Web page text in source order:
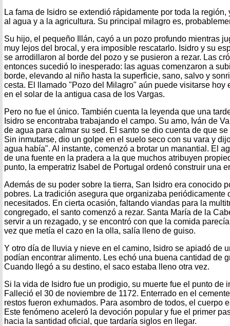
La fama de Isidro se extendió rápidamente por toda la
al agua y a la agricultura. Su principal milagro es,
Su hijo, el pequeño Illán, cayó a un pozo profundo mientras
muy lejos del brocal, y era imposible rescatarlo. Isidro y su
se arrodillaron al borde del pozo y se pusieron a rezar. Las
entonces sucedió lo inesperado: las aguas comenzaron a
borde, elevando al niño hasta la superficie, sano, salvo y
cesta. El llamado "Pozo del Milagro" aún puede visitarse hoy
en el solar de la antigua casa de los Vargas.
Pero no fue el único. También cuenta la leyenda que una
Isidro se encontraba trabajando el campo. Su amo, Iván de
de agua para calmar su sed. El santo se dio cuenta de que
Sin inmutarse, dio un golpe en el suelo seco con su vara y
agua había". Al instante, comenzó a brotar un manantial. El
de una fuente en la pradera a la que muchos atribuyen
punto, la emperatriz Isabel de Portugal ordenó construir una
Además de su poder sobre la tierra, San Isidro era conocido
pobres. La tradición asegura que organizaba periódicamente
necesitados. En cierta ocasión, faltando viandas para la
congregado, el santo comenzó a rezar. Santa María de la
servir a un rezagado, y se encontró con que la comida
vez que metía el cazo en la olla, salía lleno de guiso.
Y otro día de lluvia y nieve en el camino, Isidro se apiadó de
podían encontrar alimento. Les echó una buena cantidad de
Cuando llegó a su destino, el saco estaba lleno otra vez.
Si la vida de Isidro fue un prodigio, su muerte fue el punto de
Falleció el 30 de noviembre de 1172. Enterrado en el
restos fueron exhumados. Para asombro de todos, el cuerpo
Este fenómeno aceleró la devoción popular y fue el primer
hacia la santidad oficial, que tardaría siglos en llegar.